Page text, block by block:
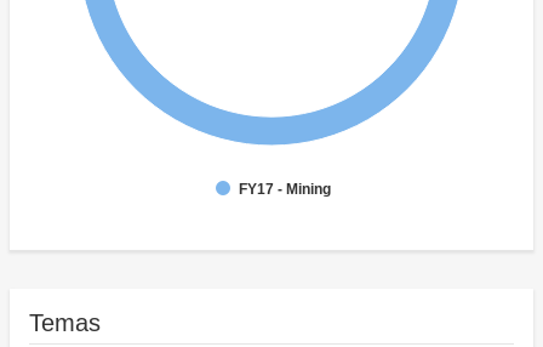
FY17 - Mining
Temas